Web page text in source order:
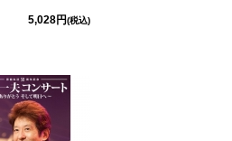
5,028円(税込)